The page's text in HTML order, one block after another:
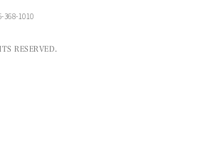
368-1010
RESERVED.